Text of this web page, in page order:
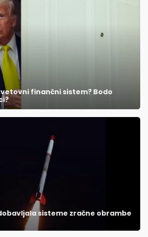
finančni sistem? Bodo
sisteme zračne obrambe